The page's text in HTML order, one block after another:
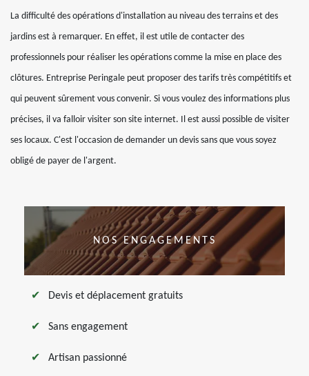
La difficulté des opérations d'installation au niveau des terrains et des
jardins est à remarquer. En effet, il est utile de contacter des
professionnels pour réaliser les opérations comme la mise en place des
clôtures. Entreprise Peringale peut proposer des tarifs très compétitifs et
qui peuvent sûrement vous convenir. Si vous voulez des informations plus
précises, il va falloir visiter son site internet. Il est aussi possible de visiter
ses locaux. C'est l'occasion de demander un devis sans que vous soyez
obligé de payer de l'argent.
NOS ENGAGEMENTS
Devis et déplacement gratuits
Sans engagement
Artisan passionné